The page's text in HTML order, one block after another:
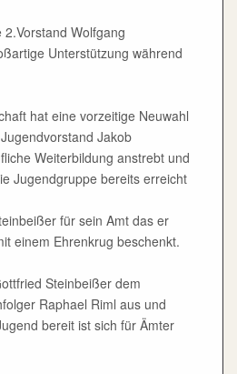
Wolfgang
Unterstützung während
hat eine vorzeitige Neuwahl
Jakob
Weiterbildung anstrebt und
Jugendgruppe bereits erreicht
für sein Amt das er
einem Ehrenkrug beschenkt.
Steinbeißer dem
Raphael Riml aus und
bereit ist sich für Ämter